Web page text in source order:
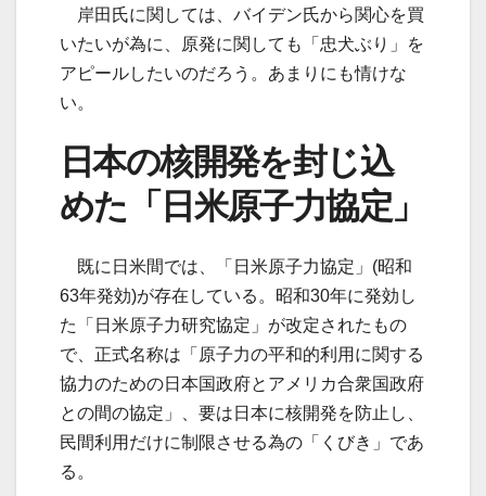
岸田氏に関しては、バイデン氏から関心を買
いたいが為に、原発に関しても「忠犬ぶり」を
アピールしたいのだろう。あまりにも情けな
い。
日本の核開発を封じ込
めた「日米原子力協定」
既に日米間では、「日米原子力協定」(昭和
63年発効)が存在している。昭和30年に発効し
た「日米原子力研究協定」が改定されたもの
で、正式名称は「原子力の平和的利用に関する
協力のための日本国政府とアメリカ合衆国政府
との間の協定」、要は日本に核開発を防止し、
民間利用だけに制限させる為の「くびき」であ
る。